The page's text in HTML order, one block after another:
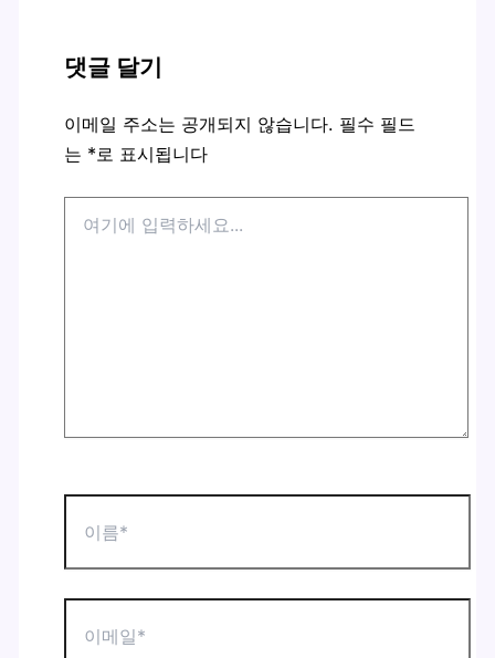
댓글 달기
이메일 주소는 공개되지 않습니다. 필수 필드
는 *로 표시됩니다